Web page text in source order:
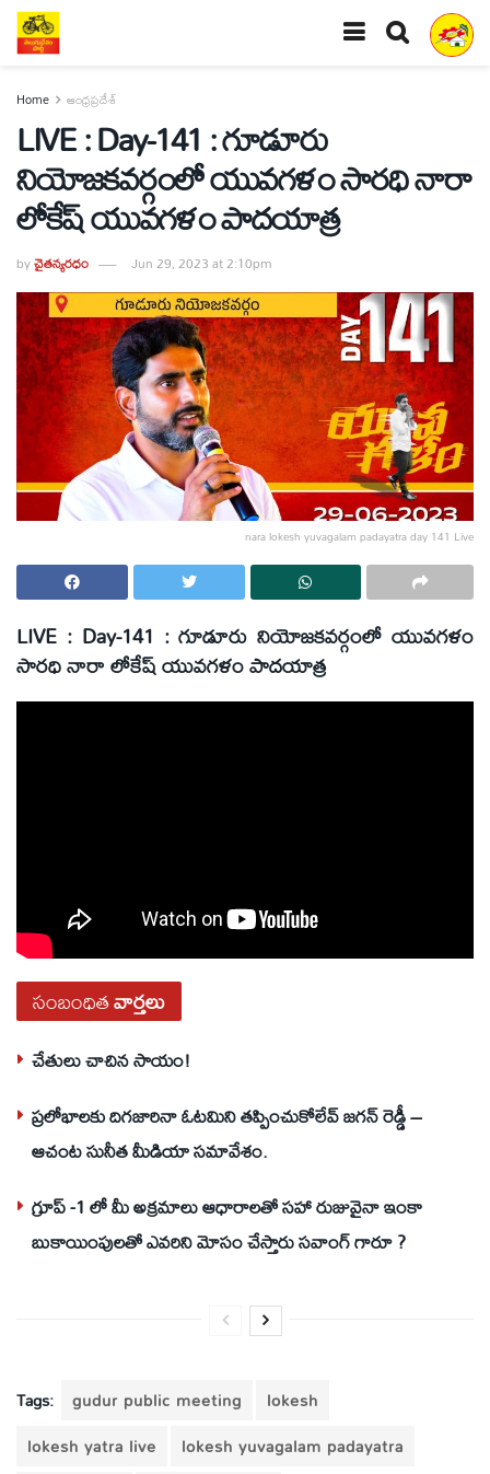
Home ఆంధ్రప్రదేశ్
LIVE : Day-141 : గూడూరు
నియోజ‌క‌వర్గంలో యువగళం సారధి నారా
లోకేష్ యువ‌గ‌ళం పాద‌యాత్ర
byచైతన్యరధం Jun 29, 2023 at 2:10pm
nara lokesh yuvagalam padayatra day 141 Live
LIVE : Day-141 : గూడూరు నియోజ‌క‌వర్గంలో యువగళం
సారధి నారా లోకేష్ యువ‌గ‌ళం పాద‌యాత్ర
సంబంధితవార్తలు
చేతులు చాచిన సాయం!
ప్రలోభాలకు దిగజారినా ఓటమిని తప్పించుకోలేవ్ జగన్ రెడ్డీ –
ఆచంట సునీత మీడియా సమావేశం.
గ్రూప్ -1 లో మీ అక్రమాలు ఆధారాలతో సహా రుజువైనా ఇంకా
బుకాయింపులతో ఎవరిని మోసం చేస్తారు సవాంగ్ గారూ ?
Tags: gudur public meeting
lokesh
lokesh yatra live
lokesh yuvagalam padayatra